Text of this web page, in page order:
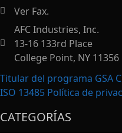
https://afcindustries.com/
Ver Fax.
AFC Industries, Inc.
13-16 133rd Place
College Point, NY 11356
Titular del programa GSA
ISO 13485 Política de
CATEGORÍAS